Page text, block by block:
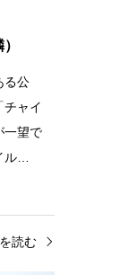
る公
チャイ
一望で
ル…
読む